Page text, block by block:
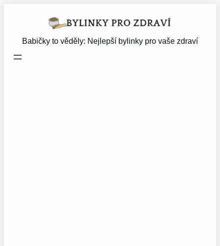
Babičky to věděly: Nejlepší bylinky pro vaše zdraví